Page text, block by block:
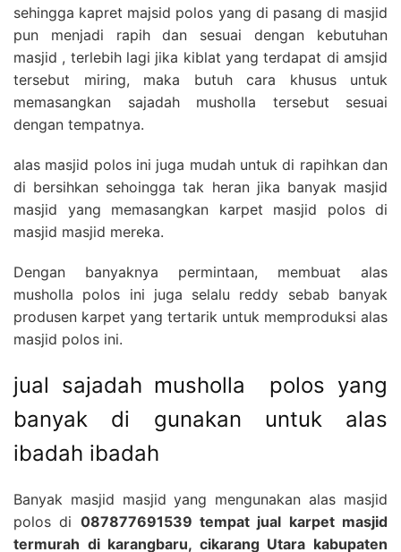
sehingga kapret majsid polos yang di pasang di masjid
pun menjadi rapih dan sesuai dengan kebutuhan
masjid , terlebih lagi jika kiblat yang terdapat di amsjid
tersebut miring, maka butuh cara khusus untuk
memasangkan sajadah musholla tersebut sesuai
dengan tempatnya.
alas masjid polos ini juga mudah untuk di rapihkan dan
di bersihkan sehoingga tak heran jika banyak masjid
masjid yang memasangkan karpet masjid polos di
masjid masjid mereka.
Dengan banyaknya permintaan, membuat alas
musholla polos ini juga selalu reddy sebab banyak
produsen karpet yang tertarik untuk memproduksi alas
masjid polos ini.
jual sajadah musholla polos yang
banyak di gunakan untuk alas
ibadah ibadah
Banyak masjid masjid yang mengunakan alas masjid
polos di 087877691539 tempat jual karpet masjid
termurah di karangbaru, cikarang Utara kabupaten